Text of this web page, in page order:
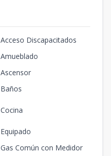
Acceso Discapacitados
Amueblado
Ascensor
Baños
Cocina
Equipado
Gas Común con Medidor